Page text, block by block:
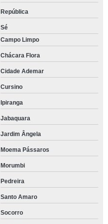
República
Sé
Campo Limpo
Chácara Flora
Cidade Ademar
Cursino
Ipiranga
Jabaquara
Jardim Ângela
Moema Pássaros
Morumbi
Pedreira
Santo Amaro
Socorro